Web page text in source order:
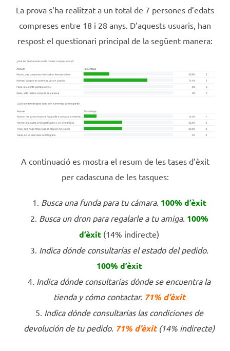
La prova s’ha realitzat a un total de 7 persones d’edats
compreses entre 18 i 28 anys. D’aquests usuaris, han
respost el questionari principal de la següent manera:
A continuació es mostra el resum de les tases d’èxit
per cadascuna de les tasques:
Busca una funda para tu cámara. 100% d’èxit
Busca un dron para regalarle a tu amiga. 100%
d’èxit (14% indirecte)
Indica dónde consultarías el estado del pedido.
100% d’èxit
Indica dónde consultarías dónde se encuentra la
tienda y cómo contactar. 71% d’èxit
Indica dónde consultarías las condiciones de
devolución de tu pedido. 71% d’èxit(14% indirecte)